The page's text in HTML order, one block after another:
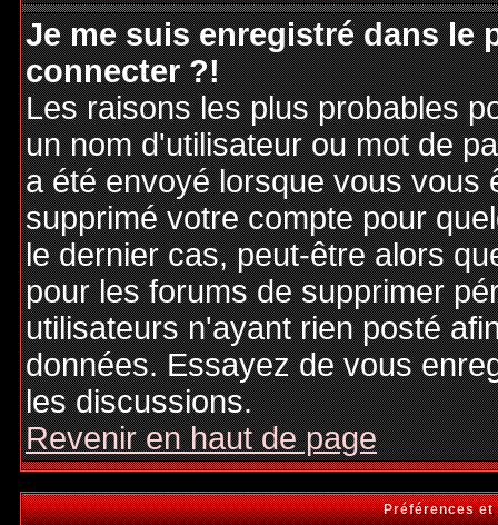
Je me suis enregistré dans le
connecter ?!
Les raisons les plus probables
un nom d'utilisateur ou mot de
a été envoyé lorsque vous vous
supprimé votre compte pour
le dernier cas, peut-être alors
pour les forums de supprimer
utilisateurs n'ayant rien posté
données. Essayez de vous
les discussions.
Revenir en haut de page
Préférences